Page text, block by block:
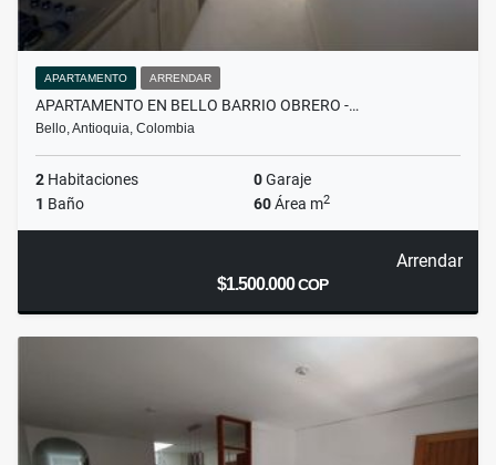
APARTAMENTO ARRENDAR
APARTAMENTO EN BELLO BARRIO OBRERO -…
Bello, Antioquia, Colombia
2 Habitaciones 0Garaje
1 Baño 60Área m2
Arrendar
$1.500.000COP